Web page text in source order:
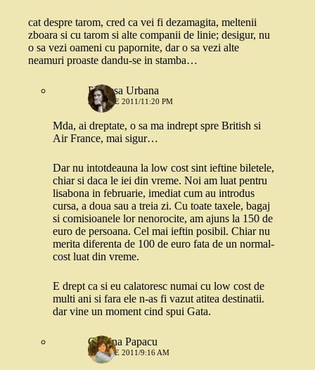
cat despre tarom, cred ca vei fi dezamagita, meltenii
zboara si cu tarom si alte companii de linie; desigur, nu
o sa vezi oameni cu papornite, dar o sa vezi alte
neamuri proaste dandu-se in stamba…
Printesa Urbana
20 IULIE 2011/11:20 PM
Mda, ai dreptate, o sa ma indrept spre British si
Air France, mai sigur…
Dar nu intotdeauna la low cost sint ieftine biletele,
chiar si daca le iei din vreme. Noi am luat pentru
lisabona in februarie, imediat cum au introdus
cursa, a doua sau a treia zi. Cu toate taxele, bagaj
si comisioanele lor nenorocite, am ajuns la 150 de
euro de persoana. Cel mai ieftin posibil. Chiar nu
merita diferenta de 100 de euro fata de un normal-
cost luat din vreme.
E drept ca si eu calatoresc numai cu low cost de
multi ani si fara ele n-as fi vazut atitea destinatii.
dar vine un moment cind spui Gata.
Cristina Papacu
21 IULIE 2011/9:16 AM